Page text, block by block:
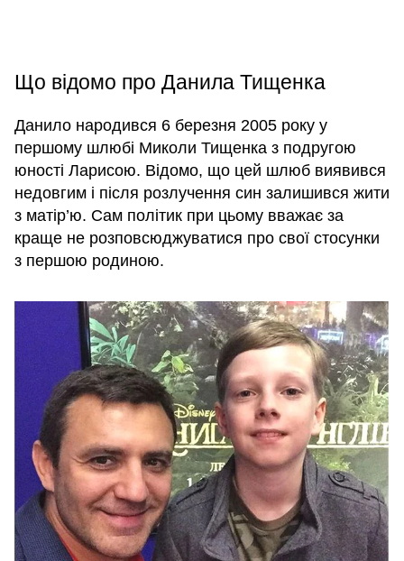
Що відомо про Данила Тищенка
Данило народився 6 березня 2005 року у
першому шлюбі Миколи Тищенка з подругою
юності Ларисою. Відомо, що цей шлюб виявився
недовгим і після розлучення син залишився жити
з матір’ю. Сам політик при цьому вважає за
краще не розповсюджуватися про свої стосунки
з першою родиною.